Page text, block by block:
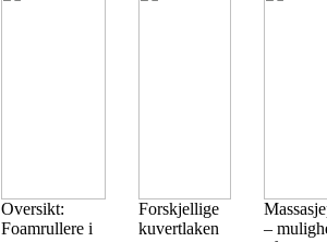
Oversikt:
Foamrullere i
Forskjellige
kuvertlaken
–